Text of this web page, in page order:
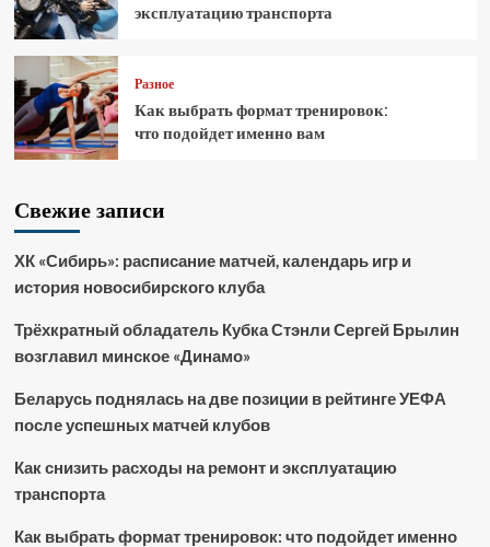
эксплуатацию транспорта
Разное
Как выбрать формат тренировок:
что подойдет именно вам
Свежие записи
ХК «Сибирь»: расписание матчей, календарь игр и
история новосибирского клуба
Трёхкратный обладатель Кубка Стэнли Сергей Брылин
возглавил минское «Динамо»
Беларусь поднялась на две позиции в рейтинге УЕФА
после успешных матчей клубов
Как снизить расходы на ремонт и эксплуатацию
транспорта
Как выбрать формат тренировок: что подойдет именно